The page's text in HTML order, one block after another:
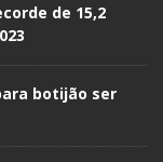
de 15,2
botijão ser